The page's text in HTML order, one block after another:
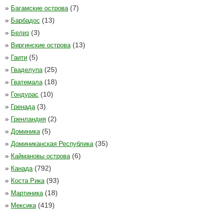
» Багамские острова (7)
» Барбадос (13)
» Белиз (3)
» Виргинские острова (13)
» Гаити (5)
» Гваделупа (25)
» Гватемала (18)
» Гондурас (10)
» Гренада (3)
» Гренландия (2)
» Доминика (5)
» Доминиканская Республика (35)
» Каймановы острова (6)
» Канада (792)
» Коста Рика (93)
» Мартиника (18)
» Мексика (419)